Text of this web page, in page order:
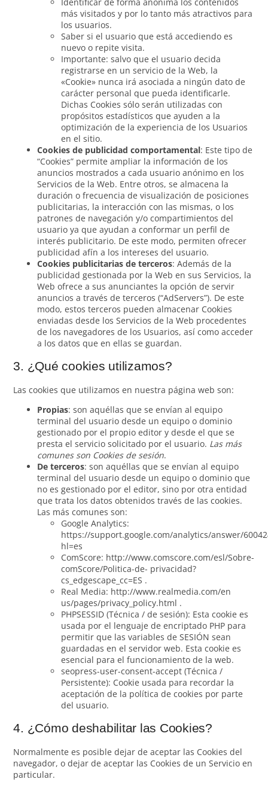
más visitados y por lo tanto más atractivos para
los usuarios.
Saber si el usuario que está accediendo es
nuevo o repite visita.
Importante: salvo que el usuario decida
registrarse en un servicio de la Web, la
«Cookie» nunca irá asociada a ningún dato de
carácter personal que pueda identificarle.
Dichas Cookies sólo serán utilizadas con
propósitos estadísticos que ayuden a la
optimización de la experiencia de los Usuarios
en el sitio.
Cookies de publicidad comportamental: Este tipo de
“Cookies” permite ampliar la información de los
anuncios mostrados a cada usuario anónimo en los
Servicios de la Web. Entre otros, se almacena la
duración o frecuencia de visualización de posiciones
publicitarias, la interacción con las mismas, o los
patrones de navegación y/o compartimientos del
usuario ya que ayudan a conformar un perfil de
interés publicitario. De este modo, permiten ofrecer
publicidad afín a los intereses del usuario.
Cookies publicitarias de terceros: Además de la
publicidad gestionada por la Web en sus Servicios, la
Web ofrece a sus anunciantes la opción de servir
anuncios a través de terceros (“AdServers”). De este
modo, estos terceros pueden almacenar Cookies
enviadas desde los Servicios de la Web procedentes
de los navegadores de los Usuarios, así como acceder
a los datos que en ellas se guardan.
3. ¿Qué cookies utilizamos?
Las cookies que utilizamos en nuestra página web son:
Propias: son aquéllas que se envían al equipo
terminal del usuario desde un equipo o dominio
gestionado por el propio editor y desde el que se
presta el servicio solicitado por el usuario. Las más
comunes son Cookies de sesión.
De terceros: son aquéllas que se envían al equipo
terminal del usuario desde un equipo o dominio que
no es gestionado por el editor, sino por otra entidad
que trata los datos obtenidos través de las cookies.
Las más comunes son:
Google Analytics:
https://support.google.com/analytics/answer/
hl=es
ComScore: http://www.comscore.com/esl/Sobre-
comScore/Politica-de- privacidad?
cs_edgescape_cc=ES .
Real Media: http://www.realmedia.com/en
us/pages/privacy_policy.html .
PHPSESSID (Técnica / de sesión): Esta cookie es
usada por el lenguaje de encriptado PHP para
permitir que las variables de SESIÓN sean
guardadas en el servidor web. Esta cookie es
esencial para el funcionamiento de la web.
seopress-user-consent-accept (Técnica /
Persistente): Cookie usada para recordar la
aceptación de la política de cookies por parte
del usuario.
4. ¿Cómo deshabilitar las Cookies?
Normalmente es posible dejar de aceptar las Cookies del
navegador, o dejar de aceptar las Cookies de un Servicio en
particular.